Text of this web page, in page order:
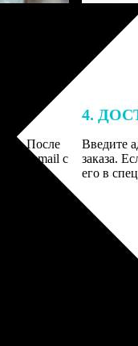
После
на email с
заказ
4.
Введите
заказа.
его в